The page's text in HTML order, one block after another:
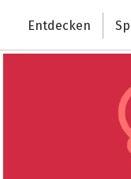
Deutschlands
Entdecken